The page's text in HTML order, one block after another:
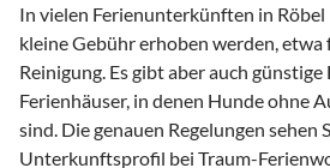
In vielen Ferienunterkünften in
kleine Gebühr erhoben werden, etwa
Reinigung. Es gibt aber auch
Ferienhäuser, in denen Hunde ohne
sind. Die genauen Regelungen sehen
Unterkunftsprofil bei Traum-